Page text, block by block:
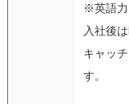
※英語力
入社後
キャッ
す。